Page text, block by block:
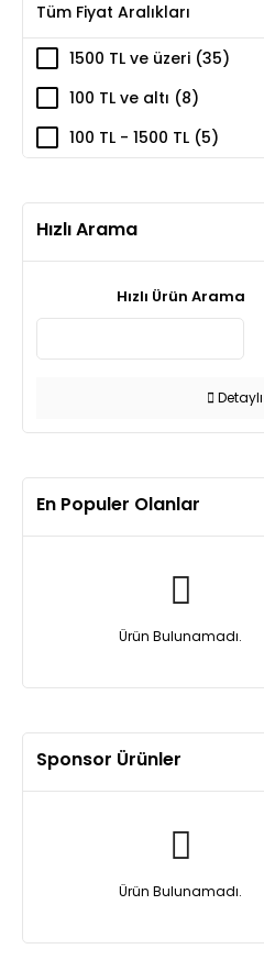
Tüm Fiyat Aralıkları
1500 TL ve üzeri (35)
100 TL ve altı (8)
100 TL - 1500 TL (5)
Hızlı Arama
Hızlı Ürün Arama
En Populer Olanlar
Ürün Bulunamadı.
Sponsor Ürünler
Ürün Bulunamadı.